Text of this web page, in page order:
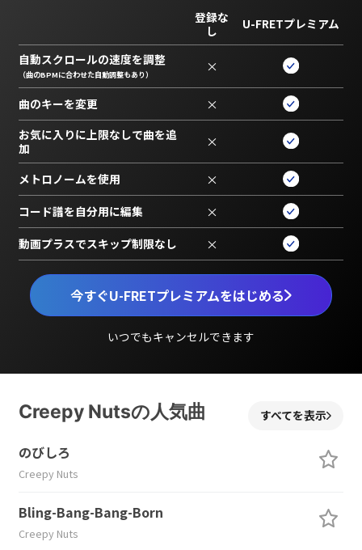
今すぐU-FRETプレミアムをはじめる
いつでもキャンセルできます
登録な
し
U-FRETプレミアム
自動スクロールの速度を調整
（曲のBPMに合わせた自動調整もあり） ×
曲のキーを変更 ×
お気に入りに上限なしで曲を追
加
×
メトロノームを使用 ×
コード譜を自分用に編集 ×
動画プラスでスキップ制限なし ×
Creepy Nutsの人気曲 すべてを表示
のびしろ
Creepy Nuts
Bling-Bang-Bang-Born
Creepy Nuts